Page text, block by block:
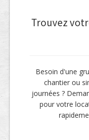
Trouvez
Besoin d'une
chantier ou
journées ?
pour votre